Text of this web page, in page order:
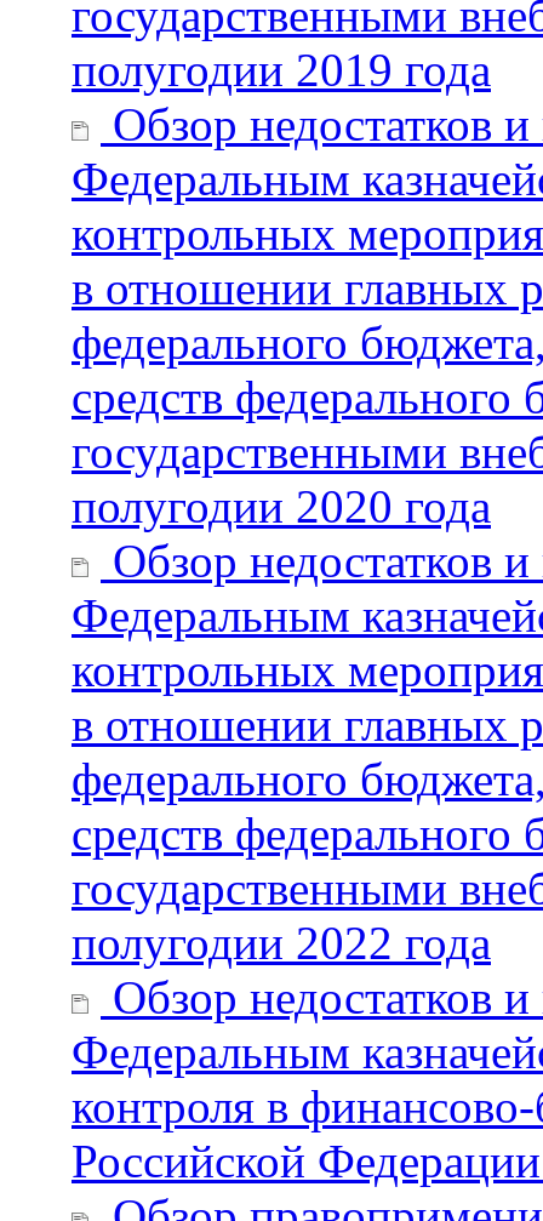
государственными
полугодии 2019 года
Обзор недостатков
Федеральным
контрольных
в отношении главных
федерального
средств
государственными
полугодии 2020 года
Обзор недостатков
Федеральным
контрольных
в отношении главных
федерального
средств
государственными
полугодии 2022 года
Обзор недостатков
Федеральным
контроля в
Российской